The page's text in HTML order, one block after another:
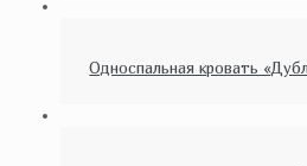
Односпальная кровать